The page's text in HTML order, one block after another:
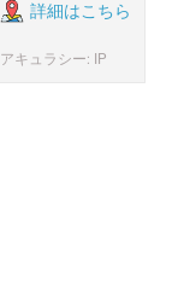
詳細はこちら
アキュラシー: IP